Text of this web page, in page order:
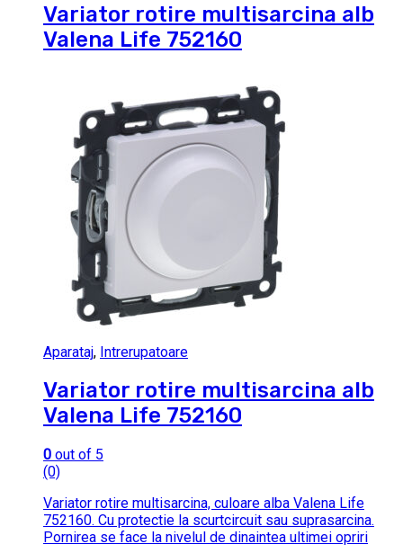
Variator rotire multisarcina alb
Valena Life 752160
Aparataj, Intrerupatoare
Variator rotire multisarcina alb
Valena Life 752160
0 out of 5
(0)
Variator rotire multisarcina, culoare alba Valena Life
752160. Cu protectie la scurtcircuit sau suprasarcina.
Pornirea se face la nivelul de dinaintea ultimei opriri